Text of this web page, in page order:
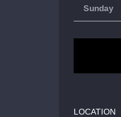
Sunday
LOCATION